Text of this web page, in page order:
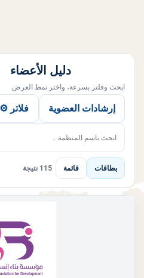
دليل الأعضاء
ابحث وفلتر بسرعة، واختر نمط العرض.
إرشادات العضوية فلاتر ⚙️
بطاقات قائمة 115 نتيجة